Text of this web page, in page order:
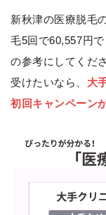
新秋津の医療脱毛
毛5回で60,557円
の参考にしてくだ
受けたいなら、 大
初回キャンペーン